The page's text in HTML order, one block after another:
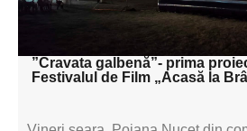
textul pentru
”Cravata galbenă”- prima
Festivalul de Film „Acasă la